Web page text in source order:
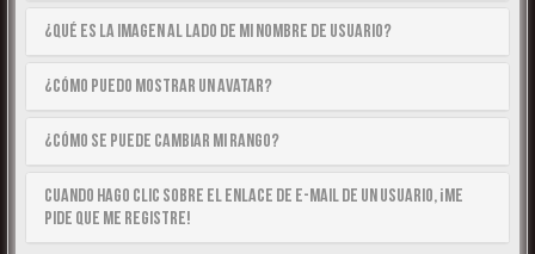
¿Qué es la imagen al lado de mi nombre de usuario?
¿Cómo puedo mostrar un avatar?
¿Cómo se puede cambiar mi rango?
Cuando hago clic sobre el enlace de e-mail de un usuario, ¡me
pide que me registre!